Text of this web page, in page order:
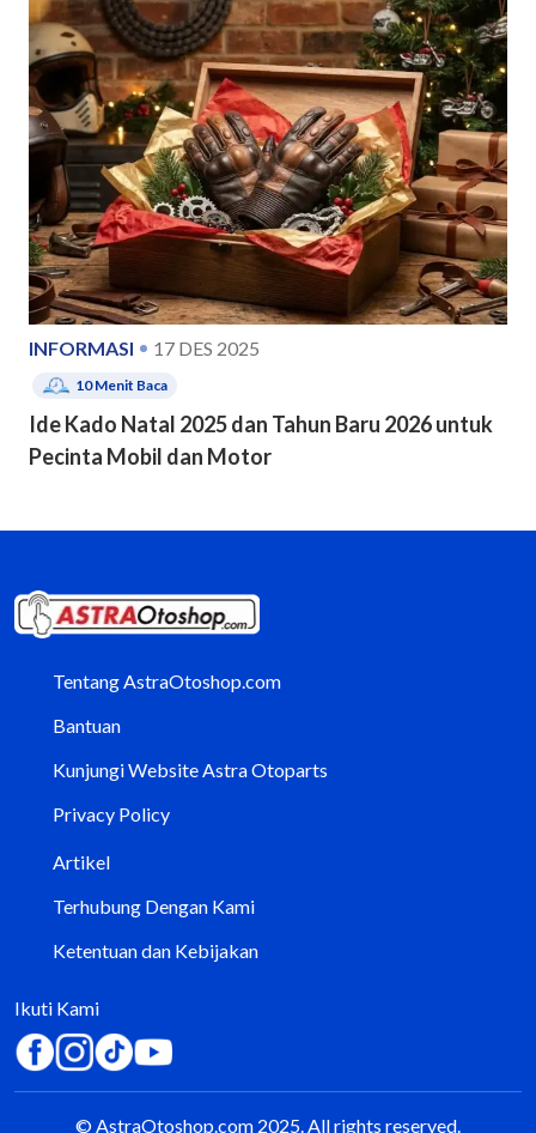
INFORMASI 17 DES 2025
10Menit Baca
Ide Kado Natal 2025 dan Tahun Baru 2026 untuk
Pecinta Mobil dan Motor
Tentang AstraOtoshop.com
Bantuan
Kunjungi Website Astra Otoparts
Privacy Policy
Artikel
Terhubung Dengan Kami
Ketentuan dan Kebijakan
Ikuti Kami
© AstraOtoshop.com 2025. All rights reserved.